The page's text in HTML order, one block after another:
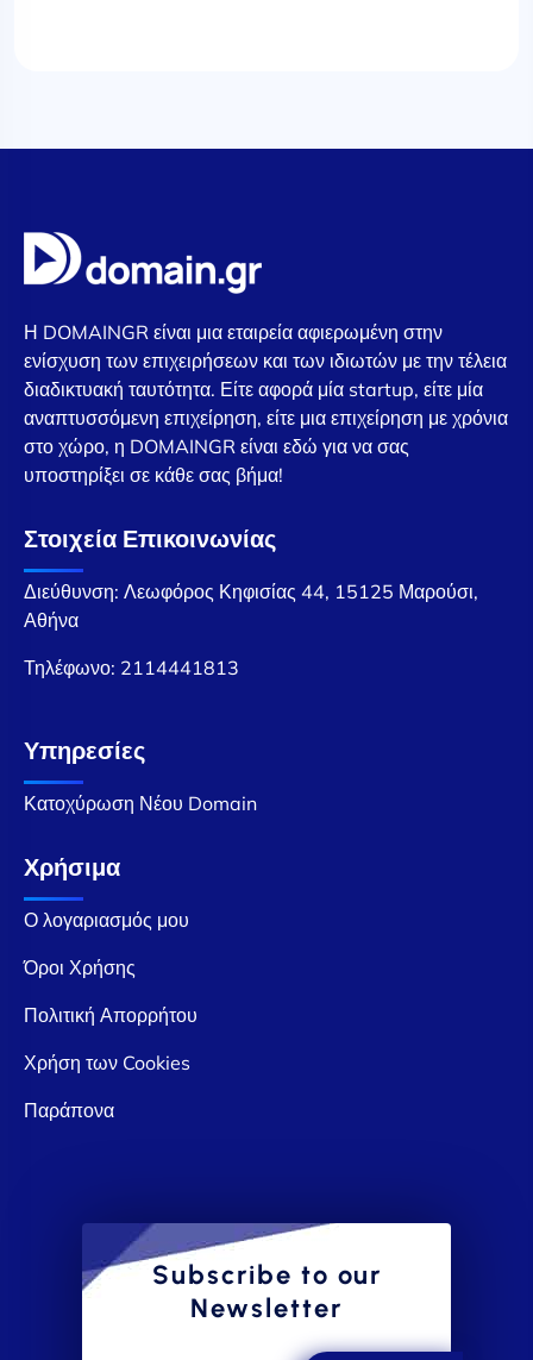
Η DOMAINGR είναι μια εταιρεία αφιερωμένη στην
ενίσχυση των επιχειρήσεων και των ιδιωτών με την τέλεια
διαδικτυακή ταυτότητα. Είτε αφορά μία startup, είτε μία
αναπτυσσόμενη επιχείρηση, είτε μια επιχείρηση με χρόνια
στο χώρο, η DOMAINGR είναι εδώ για να σας
υποστηρίξει σε κάθε σας βήμα!
Στοιχεία Επικοινωνίας
Διεύθυνση: Λεωφόρος Κηφισίας 44, 15125 Μαρούσι,
Αθήνα
Τηλέφωνο: 2114441813
Υπηρεσίες
Κατοχύρωση Νέου Domain
Χρήσιμα
Ο λογαριασμός μου
Όροι Χρήσης
Πολιτική Απορρήτου
Χρήση των Cookies
Παράπονα
Subscribe to our
Newsletter